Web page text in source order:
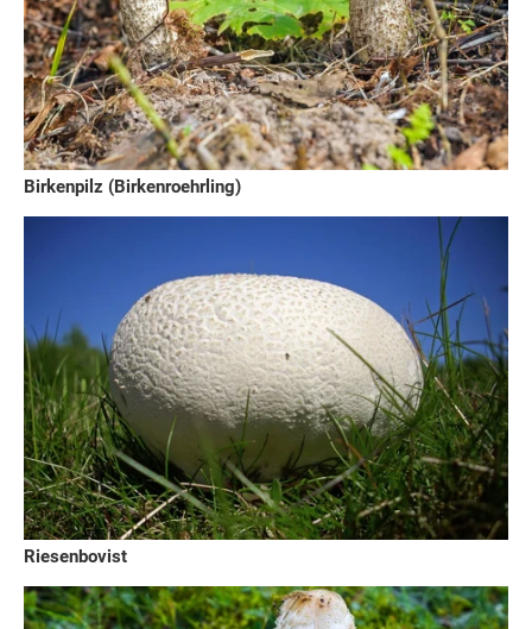
Birkenpilz (Birkenroehrling)
Riesenbovist